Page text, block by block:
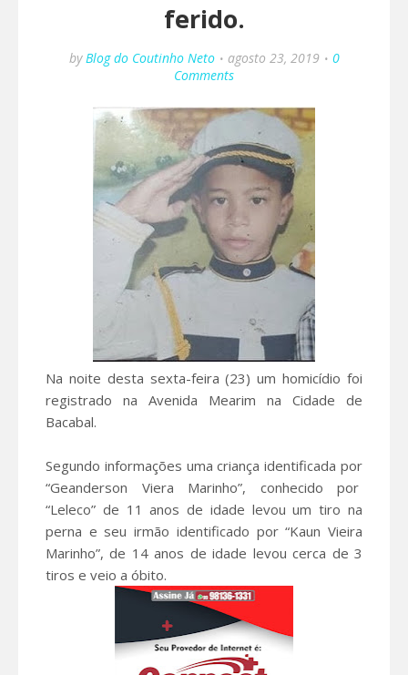
ferido.
by Blog do Coutinho Neto agosto 23, 2019
0
Comments
Na noite desta sexta-feira (23) um homicídio foi
registrado na Avenida Mearim na Cidade de
Bacabal.
Segundo informações uma criança identificada por
“Geanderson Viera Marinho”, conhecido por
“Leleco” de 11 anos de idade levou um tiro na
perna e seu irmão identificado por “Kaun Vieira
Marinho”, de 14 anos de idade levou cerca de 3
tiros e veio a óbito.